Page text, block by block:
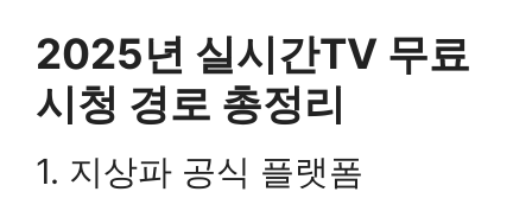
2025년 실시간TV 무료
시청 경로 총정리
1. 지상파 공식 플랫폼